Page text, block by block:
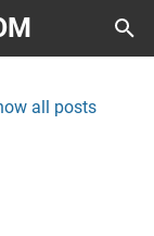
all posts